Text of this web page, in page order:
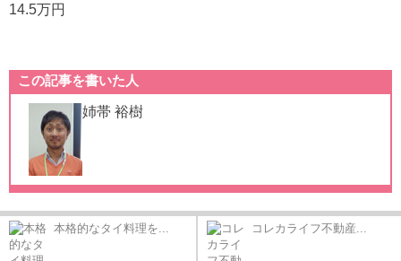
14.5万円
この記事を書いた人
姉帯 裕樹
本格的なタイ料理を... コレカライフ不動産...